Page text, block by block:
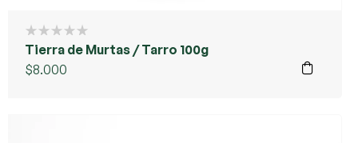
Tierra de Murtas / Tarro 100g
$8.000